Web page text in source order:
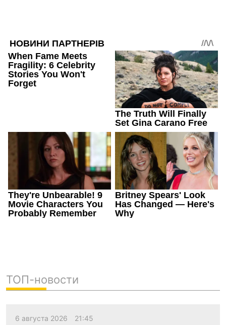
ТОП-новости
6 августа 2026 21:45